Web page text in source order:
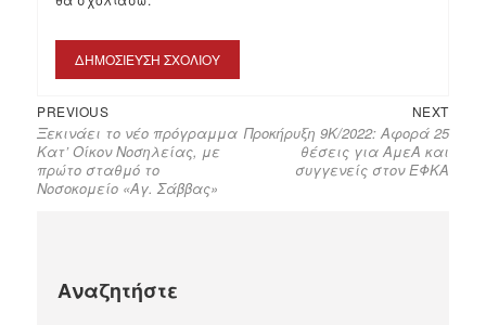
PREVIOUS
Ξεκινάει το νέο πρόγραμμα
Κατ’ Οίκον Νοσηλείας, με
πρώτο σταθμό το
Νοσοκομείο «Αγ. Σάββας»
NEXT
Προκήρυξη 9Κ/2022: Αφορά 25
θέσεις για ΑμεΑ και
συγγενείς στον ΕΦΚΑ
Αναζητήστε